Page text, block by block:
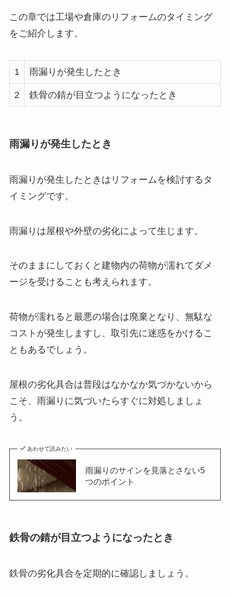
この章では工場や倉庫のリフォームのタイミング
をご紹介します。
1 雨漏りが発生したとき
2 鉄骨の錆が目立つようになったとき
雨漏りが発生したとき
雨漏りが発生したときはリフォームを検討するタ
イミングです。
雨漏りは屋根や外壁の劣化によって生じます。
そのままにしておくと建物内の荷物が濡れてダメ
ージを受けることも考えられます。
荷物が濡れると最悪の場合は廃棄となり、無駄な
コストが発生しますし、取引先に迷惑をかけるこ
ともあるでしょう。
屋根の劣化具合は普段はなかなか気づかないから
こそ、雨漏りに気づいたらすぐに対処しましょ
う。
あわせて読みたい
雨漏りのサインを見落とさない5
つのポイント
鉄骨の錆が目立つようになったとき
鉄骨の劣化具合を定期的に確認しましょう。